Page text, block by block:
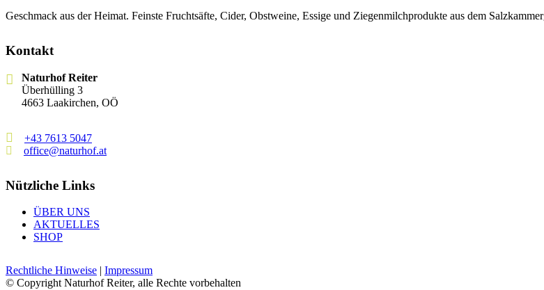
Geschmack aus der Heimat. Feinste Fruchtsäfte, Cider, Obstweine, Essige und Ziegenmilchprodukte aus dem
Kontakt
Naturhof Reiter
Überhülling 3
4663 Laakirchen, OÖ
+43 7613 5047
office@naturhof.at
Nützliche Links
ÜBER UNS
AKTUELLES
SHOP
Rechtliche Hinweise | Impressum
© CopyrightNaturhof Reiter, alle Rechte vorbehalten